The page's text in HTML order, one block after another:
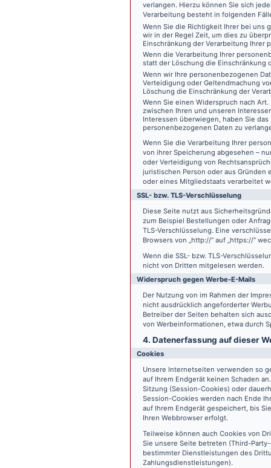
verlangen. Hierzu können Sie sich
Verarbeitung besteht in folgenden
Wenn Sie die Richtigkeit Ihrer bei
wir in der Regel Zeit, um dies zu
Einschränkung der Verarbeitung Ihrer
Wenn die Verarbeitung Ihrer
statt der Löschung die Einschränkung
Wenn wir Ihre personenbezogenen
Verteidigung oder Geltendmachung
Löschung die Einschränkung der
Wenn Sie einen Widerspruch nach
zwischen Ihren und unseren
Interessen überwiegen, haben Sie
personenbezogenen Daten zu
Wenn Sie die Verarbeitung Ihrer
von ihrer Speicherung abgesehen –
oder Verteidigung von
juristischen Person oder aus
oder eines Mitgliedstaats verarbeitet
SSL- bzw. TLS-Verschlüsselung
Diese Seite nutzt aus
zum Beispiel Bestellungen oder
TLS-Verschlüsselung. Eine
Browsers von „http://“ auf „https://“
Wenn die SSL- bzw. TLS-
nicht von Dritten mitgelesen werden.
Widerspruch gegen Werbe-E-Mails
Der Nutzung von im Rahmen der
nicht ausdrücklich angeforderter
Betreiber der Seiten behalten sich
von Werbeinformationen, etwa durch
4. Datenerfassung auf dieser
Cookies
Unsere Internetseiten verwenden so
auf Ihrem Endgerät keinen Schaden
Sitzung (Session-Cookies) oder
Session-Cookies werden nach Ende
auf Ihrem Endgerät gespeichert, bis
Ihren Webbrowser erfolgt.
Teilweise können auch Cookies von
Sie unsere Seite betreten (Third-
bestimmter Dienstleistungen des
Zahlungsdienstleistungen).